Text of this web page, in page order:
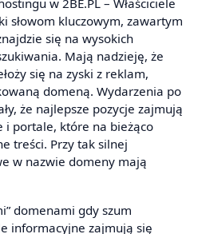
w 2BE.PL – Właściciele
słowom kluczowym, zawartym
się na wysokich
Mają nadzieję, że
się na zyski z reklam,
domeną. Wydarzenia po
że najlepsze pozycje zajmują
i portale, które na bieżąco
treści. Przy tak silnej
w nazwie domeny mają
domenami gdy szum
informacyjne zajmują się